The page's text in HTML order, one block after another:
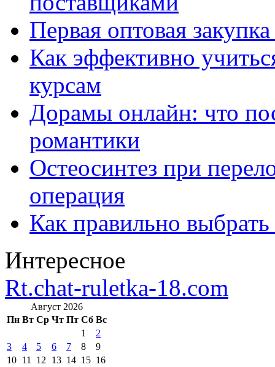
Первая оптовая
Как эффективно
курсам
Дорамы онлайн: что
романтики
Остеосинтез при
операция
Как правильно
Интересное
Rt.chat-ruletka-18.com
Август 2026
Пн Вт Ср Чт Пт Сб Вс
1
2
3
4 5 6 7 8
9
10 11 12 13 14 15 16